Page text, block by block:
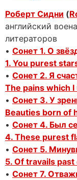
Роберт Сидни (
английский
литераторов
• Сонет 1. О
1. You purest
• Сонет 2. Я
The pains which
• Сонет 3. У
Beauties born of
• Сонет 4. Был
4. These purest
• Сонет 5.
5. Of travails
• Сонет 7.